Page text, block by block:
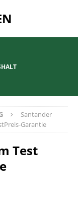
Santander
Garantie
Test